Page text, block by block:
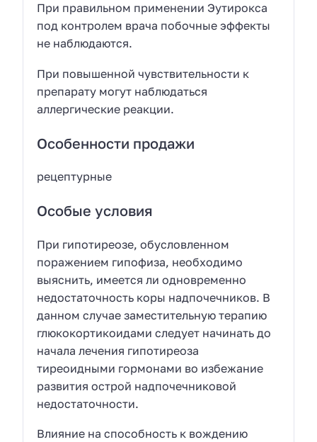
При правильном применении Эутирокса
под контролем врача побочные эффекты
не наблюдаются.
При повышенной чувствительности к
препарату могут наблюдаться
аллергические реакции.
Особенности продажи
рецептурные
Особые условия
При гипотиреозе, обусловленном
поражением гипофиза, необходимо
выяснить, имеется ли одновременно
недостаточность коры надпочечников. В
данном случае заместительную терапию
глюкокортикоидами следует начинать до
начала лечения гипотиреоза
тиреоидными гормонами во избежание
развития острой надпочечниковой
недостаточности.
Влияние на способность к вождению